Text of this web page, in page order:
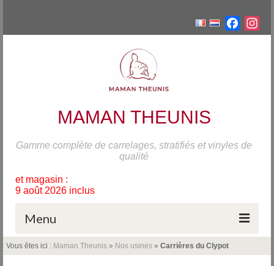
MAMAN THEUNIS
Gamme complète de carrelages, stratifiés et vinyles de
qualité
:
2026 inclus
Menu
Accueil
Vous êtes ici : Maman Theunis » Nos usines » Carrières du Clypot